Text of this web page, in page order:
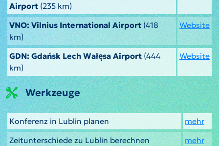
Airport (235 km)
VNO: Vilnius International Airport(418
km)
Website
GDN: Gdańsk Lech Wałęsa Airport (444
km)
Website
Werkzeuge
Konferenz in Lublin planen
mehr
Zeitunterschiede zu Lublin berechnen
mehr